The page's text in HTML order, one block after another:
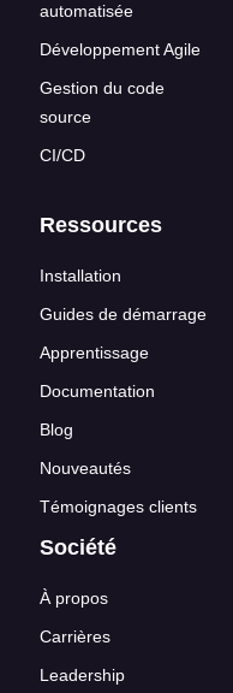
automatisée
Développement Agile
Gestion du code
source
CI/CD
Ressources
Installation
Guides de démarrage
Apprentissage
Documentation
Blog
Nouveautés
Témoignages clients
Société
À propos
Carrières
Leadership